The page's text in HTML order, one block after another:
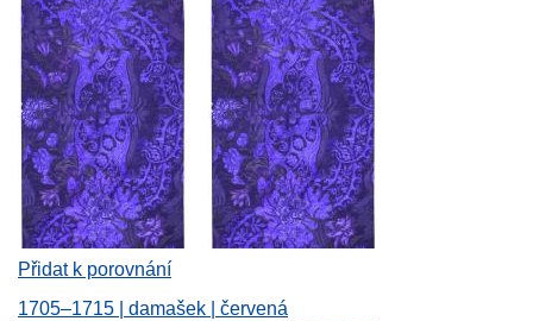
Přidat k porovnání
1705–1715 | damašek | červená